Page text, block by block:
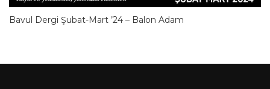
Bavul Dergi Şubat-Mart ’24 – Balon Adam